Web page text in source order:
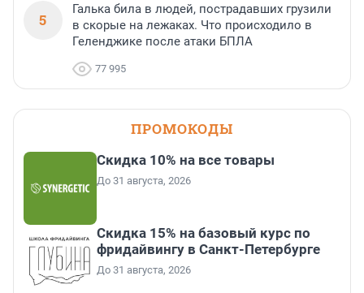
5
Галька била в людей, пострадавших грузили
в скорые на лежаках. Что происходило в
Геленджике после атаки БПЛА
77 995
ПРОМОКОДЫ
Скидка 10% на все товары
До 31 августа, 2026
Скидка 15% на базовый курс по
фридайвингу в Санкт-Петербурге
До 31 августа, 2026